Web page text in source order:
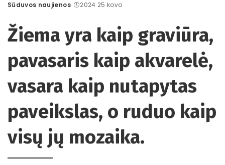
Posted
Sūduvos naujienos 2024 25 kovo
Žiema yra kaip graviūra,
pavasaris kaip akvarelė,
vasara kaip nutapytas
paveikslas, o ruduo kaip
visų jų mozaika.